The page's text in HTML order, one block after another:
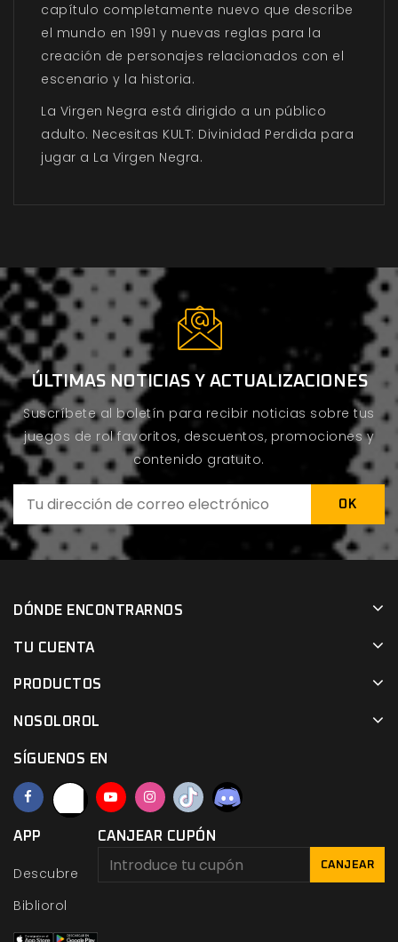
capítulo completamente nuevo que describe
el mundo en 1991 y nuevas reglas para la
creación de personajes relacionados con el
escenario y la historia.
La Virgen Negra está dirigido a un público
adulto. Necesitas KULT: Divinidad Perdida para
jugar a La Virgen Negra.
ÚLTIMAS NOTICIAS Y ACTUALIZACIONES
Suscríbete al boletín para recibir noticias sobre tus
juegos de rol favoritos, descuentos, promociones y
contenido gratuito.
DÓNDE ENCONTRARNOS
TU CUENTA
PRODUCTOS
NOSOLOROL
SÍGUENOS EN
APP
Descubre
Bibliorol
CANJEAR CUPÓN
CANJEAR